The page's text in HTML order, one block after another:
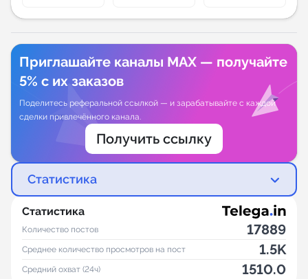
Приглашайте каналы MAX — получайте
5% с их заказов
Поделитесь реферальной ссылкой — и зарабатывайте с каждой
сделки привлечённого канала.
Получить ссылку
Статистика
Статистика
Количество постов 17889
Среднее количество просмотров на пост 1.5K
Средний охват (24ч) 1510.0